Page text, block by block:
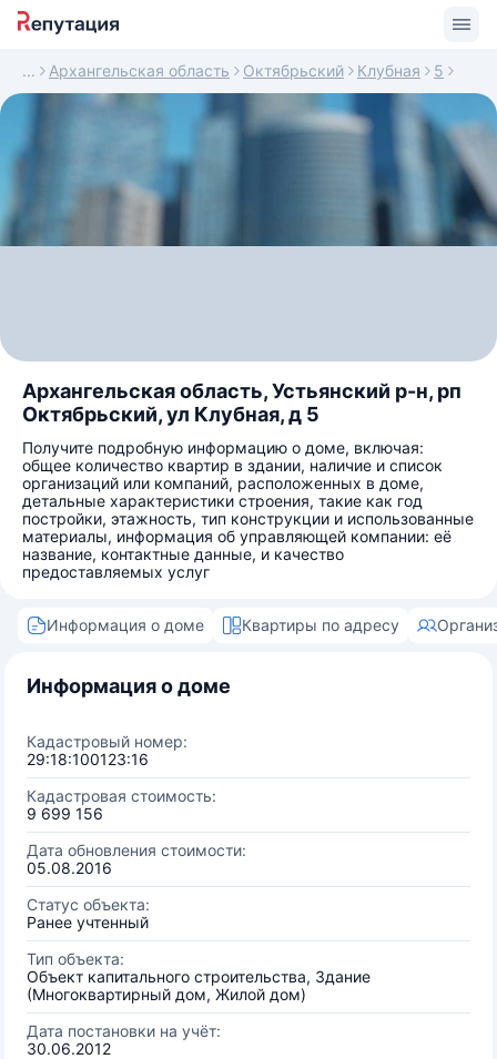
Архангельская область Октябрьский Клубная 5
Архангельская область, Устьянский р-н, рп
Октябрьский, ул Клубная, д 5
Получите подробную информацию о доме, включая:
общее количество квартир в здании, наличие и список
организаций или компаний, расположенных в доме,
детальные характеристики строения, такие как год
постройки, этажность, тип конструкции и использованные
материалы, информация об управляющей компании: её
название, контактные данные, и качество
предоставляемых услуг
Информация о доме Квартиры по адресу
Информация о доме
Кадастровый номер:
29:18:100123:16
Кадастровая стоимость:
9 699 156
Дата обновления стоимости:
05.08.2016
Статус объекта:
Ранее учтенный
Тип объекта:
Объект капитального строительства, Здание
(Многоквартирный дом, Жилой дом)
Дата постановки на учёт:
30.06.2012